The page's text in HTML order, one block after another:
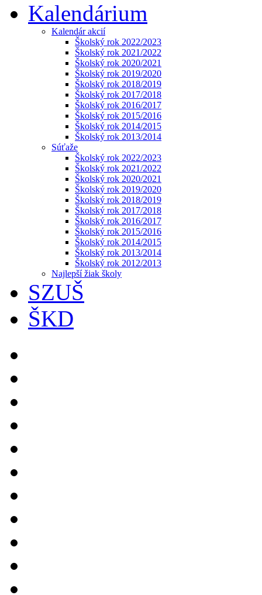
Kalendárium
Kalendár akcií
Školský rok 2022/2023
Školský rok 2021/2022
Školský rok 2020/2021
Školský rok 2019/2020
Školský rok 2018/2019
Školský rok 2017/2018
Školský rok 2016/2017
Školský rok 2015/2016
Školský rok 2014/2015
Školský rok 2013/2014
Súťaže
Školský rok 2022/2023
Školský rok 2021/2022
Školský rok 2020/2021
Školský rok 2019/2020
Školský rok 2018/2019
Školský rok 2017/2018
Školský rok 2016/2017
Školský rok 2015/2016
Školský rok 2014/2015
Školský rok 2013/2014
Školský rok 2012/2013
Najlepší žiak školy
SZUŠ
ŠKD